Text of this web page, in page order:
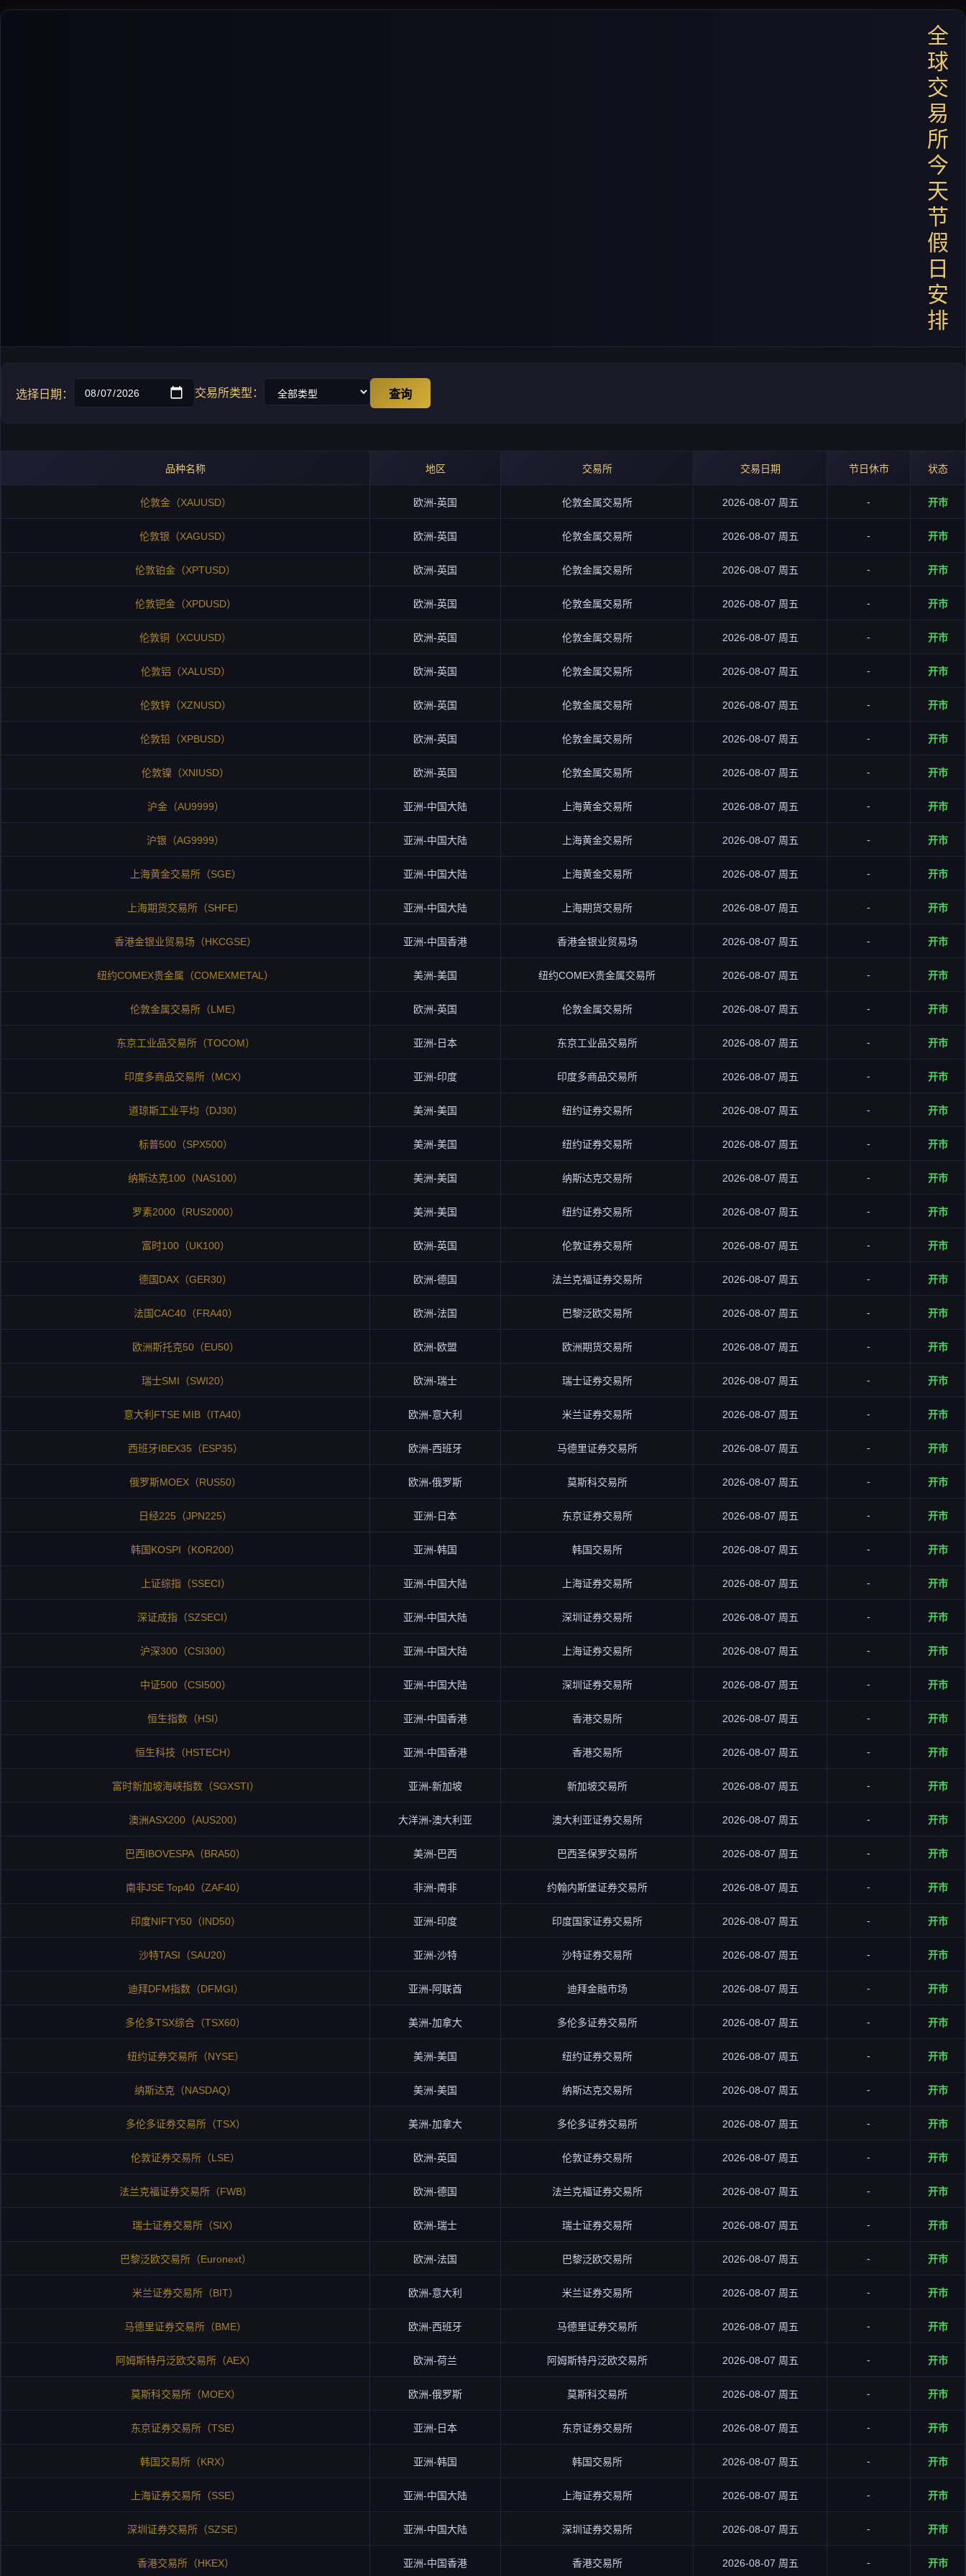
全
球
交
易
所
今
天
节
假
日
安
排
选择日期： 交易所类型： 查询
品种名称 地区 交易所 交易日期 节日休市 状态
伦敦金（XAUUSD） 欧洲-英国 伦敦金属交易所 2026-08-07 周五 - 开市
伦敦银（XAGUSD） 欧洲-英国 伦敦金属交易所 2026-08-07 周五 - 开市
伦敦铂金（XPTUSD） 欧洲-英国 伦敦金属交易所 2026-08-07 周五 - 开市
伦敦钯金（XPDUSD） 欧洲-英国 伦敦金属交易所 2026-08-07 周五 - 开市
伦敦铜（XCUUSD） 欧洲-英国 伦敦金属交易所 2026-08-07 周五 - 开市
伦敦铝（XALUSD） 欧洲-英国 伦敦金属交易所 2026-08-07 周五 - 开市
伦敦锌（XZNUSD） 欧洲-英国 伦敦金属交易所 2026-08-07 周五 - 开市
伦敦铅（XPBUSD） 欧洲-英国 伦敦金属交易所 2026-08-07 周五 - 开市
伦敦镍（XNIUSD） 欧洲-英国 伦敦金属交易所 2026-08-07 周五 - 开市
沪金（AU9999） 亚洲-中国大陆 上海黄金交易所 2026-08-07 周五 - 开市
沪银（AG9999） 亚洲-中国大陆 上海黄金交易所 2026-08-07 周五 - 开市
上海黄金交易所（SGE） 亚洲-中国大陆 上海黄金交易所 2026-08-07 周五 - 开市
上海期货交易所（SHFE） 亚洲-中国大陆 上海期货交易所 2026-08-07 周五 - 开市
香港金银业贸易场（HKCGSE） 亚洲-中国香港 香港金银业贸易场 2026-08-07 周五 - 开市
纽约COMEX贵金属（COMEXMETAL） 美洲-美国 纽约COMEX贵金属交易所 2026-08-07 周五 - 开市
伦敦金属交易所（LME） 欧洲-英国 伦敦金属交易所 2026-08-07 周五 - 开市
东京工业品交易所（TOCOM） 亚洲-日本 东京工业品交易所 2026-08-07 周五 - 开市
印度多商品交易所（MCX） 亚洲-印度 印度多商品交易所 2026-08-07 周五 - 开市
道琼斯工业平均（DJ30） 美洲-美国 纽约证券交易所 2026-08-07 周五 - 开市
标普500（SPX500） 美洲-美国 纽约证券交易所 2026-08-07 周五 - 开市
纳斯达克100（NAS100） 美洲-美国 纳斯达克交易所 2026-08-07 周五 - 开市
罗素2000（RUS2000） 美洲-美国 纽约证券交易所 2026-08-07 周五 - 开市
富时100（UK100） 欧洲-英国 伦敦证券交易所 2026-08-07 周五 - 开市
德国DAX（GER30） 欧洲-德国 法兰克福证券交易所 2026-08-07 周五 - 开市
法国CAC40（FRA40） 欧洲-法国 巴黎泛欧交易所 2026-08-07 周五 - 开市
欧洲斯托克50（EU50） 欧洲-欧盟 欧洲期货交易所 2026-08-07 周五 - 开市
瑞士SMI（SWI20） 欧洲-瑞士 瑞士证券交易所 2026-08-07 周五 - 开市
意大利FTSE MIB（ITA40） 欧洲-意大利 米兰证券交易所 2026-08-07 周五 - 开市
西班牙IBEX35（ESP35） 欧洲-西班牙 马德里证券交易所 2026-08-07 周五 - 开市
俄罗斯MOEX（RUS50） 欧洲-俄罗斯 莫斯科交易所 2026-08-07 周五 - 开市
日经225（JPN225） 亚洲-日本 东京证券交易所 2026-08-07 周五 - 开市
韩国KOSPI（KOR200） 亚洲-韩国 韩国交易所 2026-08-07 周五 - 开市
上证综指（SSECI） 亚洲-中国大陆 上海证券交易所 2026-08-07 周五 - 开市
深证成指（SZSECI） 亚洲-中国大陆 深圳证券交易所 2026-08-07 周五 - 开市
沪深300（CSI300） 亚洲-中国大陆 上海证券交易所 2026-08-07 周五 - 开市
中证500（CSI500） 亚洲-中国大陆 深圳证券交易所 2026-08-07 周五 - 开市
恒生指数（HSI） 亚洲-中国香港 香港交易所 2026-08-07 周五 - 开市
恒生科技（HSTECH） 亚洲-中国香港 香港交易所 2026-08-07 周五 - 开市
富时新加坡海峡指数（SGXSTI） 亚洲-新加坡 新加坡交易所 2026-08-07 周五 - 开市
澳洲ASX200（AUS200） 大洋洲-澳大利亚 澳大利亚证券交易所 2026-08-07 周五 - 开市
巴西IBOVESPA（BRA50） 美洲-巴西 巴西圣保罗交易所 2026-08-07 周五 - 开市
南非JSE Top40（ZAF40） 非洲-南非 约翰内斯堡证券交易所 2026-08-07 周五 - 开市
印度NIFTY50（IND50） 亚洲-印度 印度国家证券交易所 2026-08-07 周五 - 开市
沙特TASI（SAU20） 亚洲-沙特 沙特证券交易所 2026-08-07 周五 - 开市
迪拜DFM指数（DFMGI） 亚洲-阿联酋 迪拜金融市场 2026-08-07 周五 - 开市
多伦多TSX综合（TSX60） 美洲-加拿大 多伦多证券交易所 2026-08-07 周五 - 开市
纽约证券交易所（NYSE） 美洲-美国 纽约证券交易所 2026-08-07 周五 - 开市
纳斯达克（NASDAQ） 美洲-美国 纳斯达克交易所 2026-08-07 周五 - 开市
多伦多证券交易所（TSX） 美洲-加拿大 多伦多证券交易所 2026-08-07 周五 - 开市
伦敦证券交易所（LSE） 欧洲-英国 伦敦证券交易所 2026-08-07 周五 - 开市
法兰克福证券交易所（FWB） 欧洲-德国 法兰克福证券交易所 2026-08-07 周五 - 开市
瑞士证券交易所（SIX） 欧洲-瑞士 瑞士证券交易所 2026-08-07 周五 - 开市
巴黎泛欧交易所（Euronext） 欧洲-法国 巴黎泛欧交易所 2026-08-07 周五 - 开市
米兰证券交易所（BIT） 欧洲-意大利 米兰证券交易所 2026-08-07 周五 - 开市
马德里证券交易所（BME） 欧洲-西班牙 马德里证券交易所 2026-08-07 周五 - 开市
阿姆斯特丹泛欧交易所（AEX） 欧洲-荷兰 阿姆斯特丹泛欧交易所 2026-08-07 周五 - 开市
莫斯科交易所（MOEX） 欧洲-俄罗斯 莫斯科交易所 2026-08-07 周五 - 开市
东京证券交易所（TSE） 亚洲-日本 东京证券交易所 2026-08-07 周五 - 开市
韩国交易所（KRX） 亚洲-韩国 韩国交易所 2026-08-07 周五 - 开市
上海证券交易所（SSE） 亚洲-中国大陆 上海证券交易所 2026-08-07 周五 - 开市
深圳证券交易所（SZSE） 亚洲-中国大陆 深圳证券交易所 2026-08-07 周五 - 开市
香港交易所（HKEX） 亚洲-中国香港 香港交易所 2026-08-07 周五 - 开市